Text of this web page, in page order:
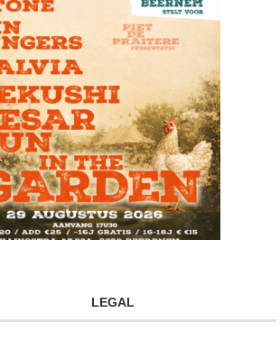
LEGAL